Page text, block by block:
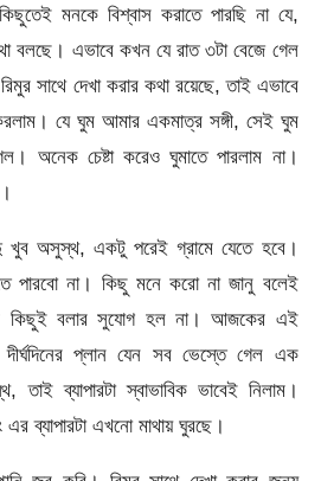
মনকে বিশ্বাস করাতে পারছি না যে,
বলছে। এভাবে কখন যে রাত ৩টা বেজে গেল
সাথে দেখা করার কথা রয়েছে, তাই এভাবে
করলাম। যে ঘুম আমার একমাত্র সঙ্গী, সেই ঘুম
অনেক চেষ্টা করেও ঘুমাতে পারলাম না।
খুব অসুস্থ, একটু পরেই গ্রামে যেতে হবে।
পারবো না। কিছু মনে করো না জানু বলেই
কিছুই বলার সুযোগ হল না। আজকের এই
দীর্ঘদিনের প্লান যেন সব ভেস্তে গেল এক
তাই ব্যাপারটা স্বাভাবিক ভাবেই নিলাম।
ব্যাপারটা এখনো মাথায় ঘুরছে।